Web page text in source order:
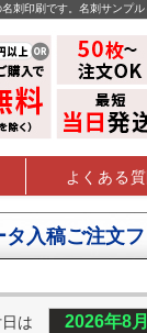
刺印刷です。名刺サンプ
よくある
入稿ご注文
日は 2026年8